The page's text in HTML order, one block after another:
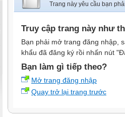
Trang này yêu cầu bạn
Truy cập trang này như
Bạn phải mở trang đăng nhập,
khẩu đã đăng ký rồi nhấn nút
Bạn làm gì tiếp theo?
Mở trang đăng nhập
Quay trở lại trang trước